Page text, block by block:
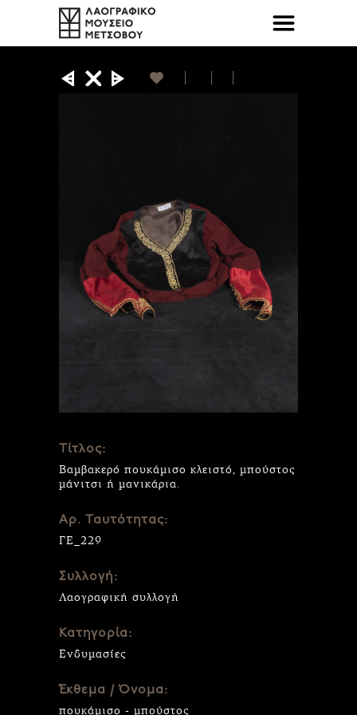
Τίτλος:
Βαμβακερό πουκάμισο κλειστό, μπούστος
μάνιτσι ή μανικάρια.
Αρ. Ταυτότητας:
ΓΕ_229
Συλλογή:
Λαογραφική συλλογή
Κατηγορία:
Ενδυμασίες
Έκθεμα / Όνομα:
πουκάμισο - μπούστος